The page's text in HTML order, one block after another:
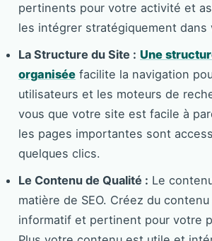
pertinents pour votre activité et
les intégrer stratégiquement dans
La Structure du Site : Une
organisée facilite la navigation
utilisateurs et les moteurs de
vous que votre site est facile à
les pages importantes sont
quelques clics.
Le Contenu de Qualité : Le
matière de SEO. Créez du
informatif et pertinent pour votre